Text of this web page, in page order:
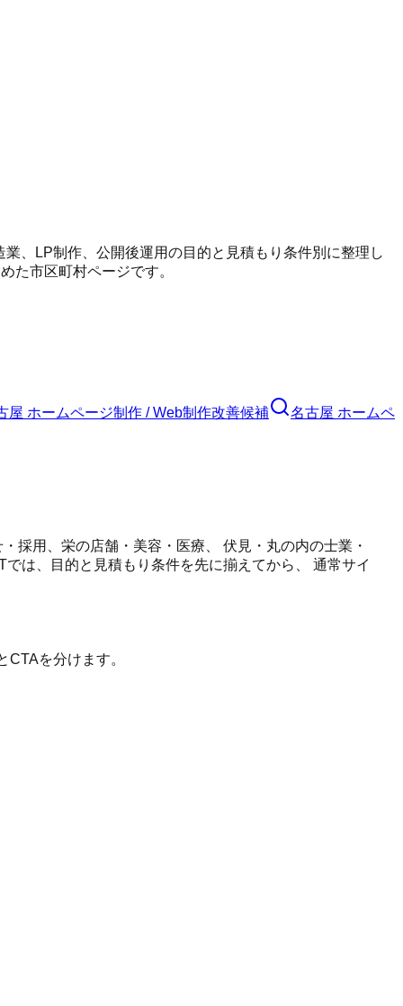
、LP制作、公開後運用の目的と見積もり条件別に整理し
た市区町村ページです。
屋 ホームページ制作 / Web制作改善候補 名古屋 ホームペ
採用、栄の店舗・美容・医療、 伏見・丸の内の士業・
は、目的と見積もり条件を先に揃えてから、 通常サイ
を分けます。